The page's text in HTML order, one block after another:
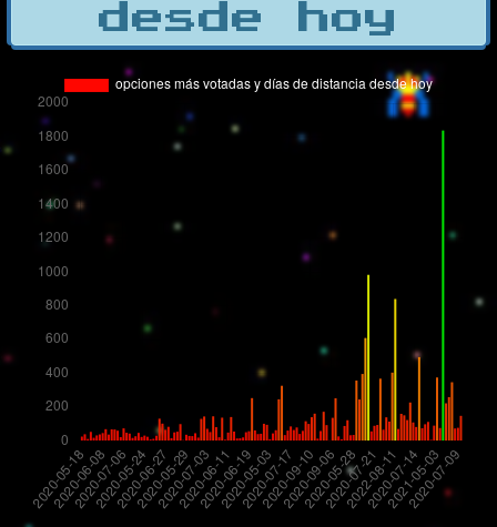
desde hoy